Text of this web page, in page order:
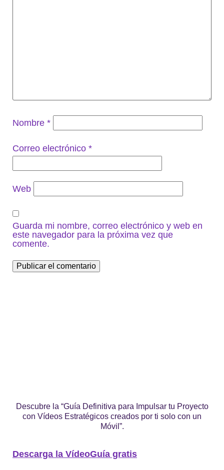
Nombre *
Correo electrónico *
Web
Guarda mi nombre, correo electrónico y web en
este navegador para la próxima vez que
comente.
Descubre la “Guía Definitiva para Impulsar tu Proyecto
con Vídeos Estratégicos creados por ti solo con un
Móvil”.
Descarga la VídeoGuía gratis